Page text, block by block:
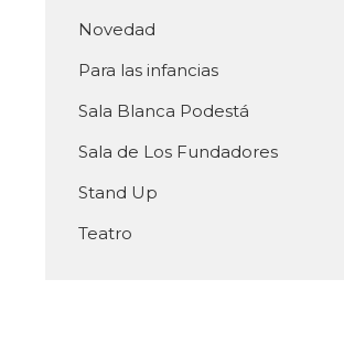
Novedad
Para las infancias
Sala Blanca Podestá
Sala de Los Fundadores
Stand Up
Teatro